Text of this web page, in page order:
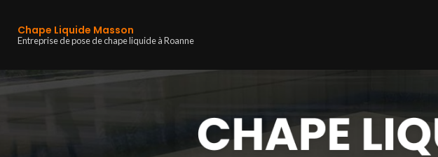
contenu
Chape Liquide Masson
Entreprise de pose de chape liquide à Roanne